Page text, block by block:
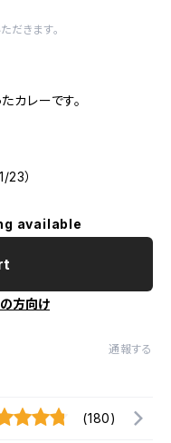
だきます。
カレーです。
23）
available
方向け
通報する
(180)